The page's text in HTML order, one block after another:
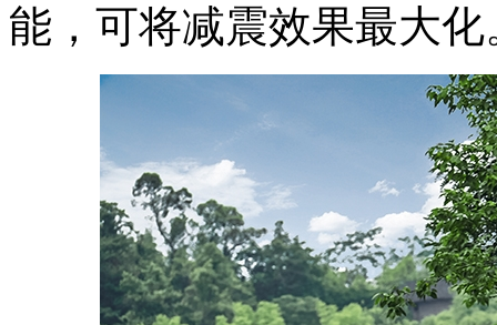
能，可将减震效果最大化